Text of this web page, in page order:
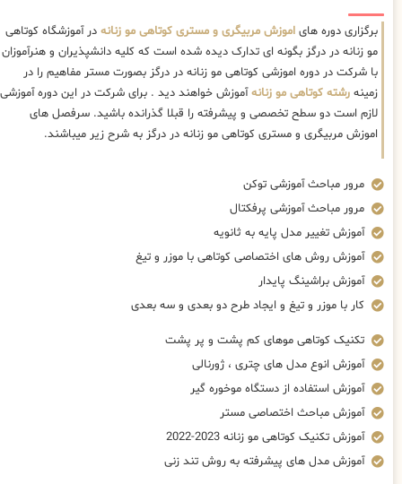
برگزاری دوره هایاموزش مربیگری و مستری کوتاهی مو زنانهدر آموزشگاه کوتاهی
مو زنانه در درگز بگونه ای تدارک دیده شده است که کلیه دانشپذیران و هنرآموزان
با شرکت در دوره اموزشی کوتاهی مو زنانه در درگز بصورت مستر مفاهیم را در
زمینهرشته کوتاهی مو زنانهآموزش خواهند دید . برای شرکت در این دوره آموزشی
لازم است دو سطح تخصصی و پیشرفته را قبلا گذرانده باشید. سرفصل های
اموزش مربیگری و مستری کوتاهی مو زنانه در درگز به شرح زیر میباشند.
مرور مباحث آموزشی توکن
مرور مباحث آموزشی پرفکتال
آموزش تغییر مدل پایه به ثانویه
آموزش روش های اختصاصی کوتاهی با موزر و تیغ
آموزش براشینگ پایدار
کار با موزر و تیغ و ایجاد طرح دو بعدی و سه بعدی
تکنیک کوتاهی موهای کم پشت و پر پشت
آموزش انوع مدل های چتری ، ژورنالی
آموزش استفاده از دستگاه موخوره گیر
آموزش مباحث اختصاصی مستر
آموزش تکنیک کوتاهی مو زنانه 2023-2022
آموزش مدل های پیشرفته به روش تند زنی